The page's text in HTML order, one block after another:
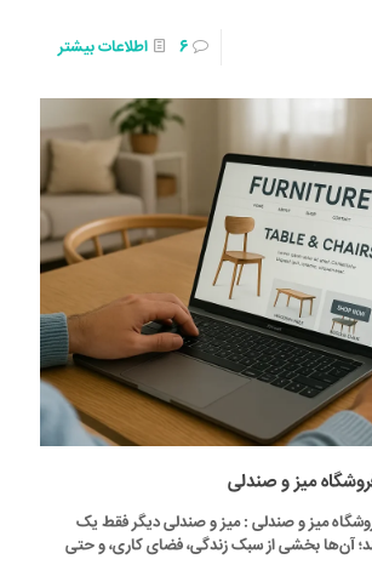
6 اطلاعات بیشتر
میز و صندلی
میز و صندلی : میز و صندلی دیگر فقط یک
آن‌ها بخشی از سبک زندگی، فضای کاری، و حتی